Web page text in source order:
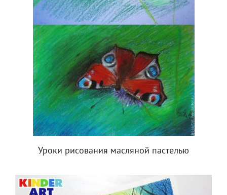
Уроки рисования масляной пастелью